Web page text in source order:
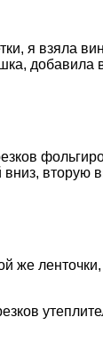
я взяла
добавила
вторую
же